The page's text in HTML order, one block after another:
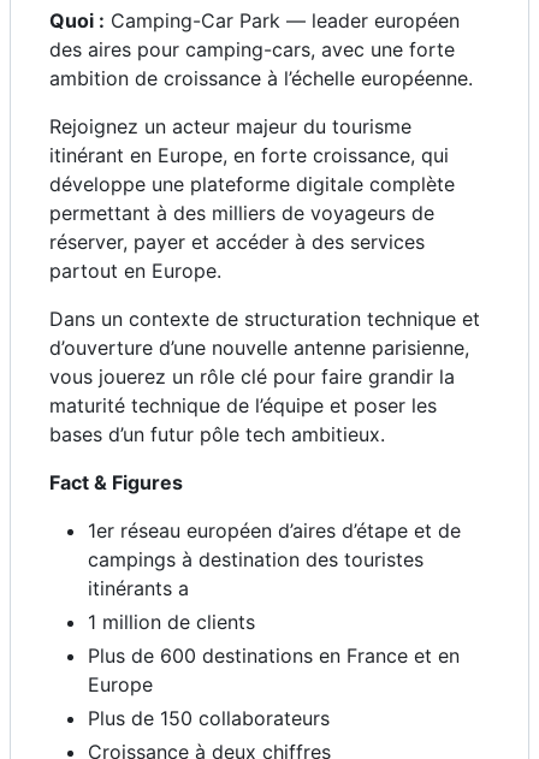
Quoi : Camping-Car Park — leader européen
des aires pour camping-cars, avec une forte
ambition de croissance à l’échelle européenne.
Rejoignez un acteur majeur du tourisme
itinérant en Europe, en forte croissance, qui
développe une plateforme digitale complète
permettant à des milliers de voyageurs de
réserver, payer et accéder à des services
partout en Europe.
Dans un contexte de structuration technique et
d’ouverture d’une nouvelle antenne parisienne,
vous jouerez un rôle clé pour faire grandir la
maturité technique de l’équipe et poser les
bases d’un futur pôle tech ambitieux.
Fact & Figures
1er réseau européen d’aires d’étape et de
campings à destination des touristes
itinérants a
1 million de clients
Plus de 600 destinations en France et en
Europe
Plus de 150 collaborateurs
Croissance à deux chiffres